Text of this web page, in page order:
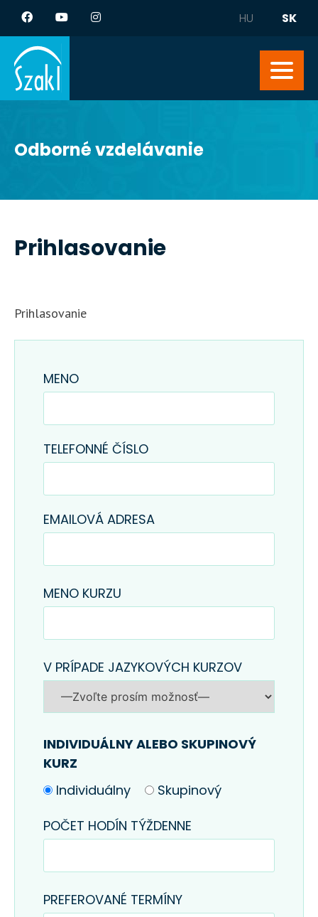
HU SK
Odborné vzdelávanie
Prihlasovanie
Prihlasovanie
MENO
TELEFONNÉ ČÍSLO
EMAILOVÁ ADRESA
MENO KURZU
V PRÍPADE JAZYKOVÝCH KURZOV
INDIVIDUÁLNY ALEBO SKUPINOVÝ
KURZ
Individuálny
Skupinový
POČET HODÍN TÝŽDENNE
PREFEROVANÉ TERMÍNY